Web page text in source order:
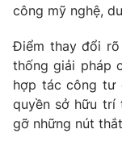
Emagazine
Photo
Video
công mỹ nghệ,
Điểm thay đổi
thống giải pháp
hợp tác công tư
quyền sở hữu trí
gỡ những nút